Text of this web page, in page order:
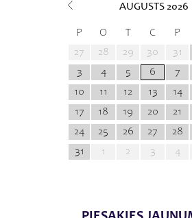
AUGUSTS 2026
P O T C P
27
28 29 30 31
3
4 5 6 7
10
11 12 13 14
17
18 19 20 21
24
25 26 27 28
31
1 2 3 4